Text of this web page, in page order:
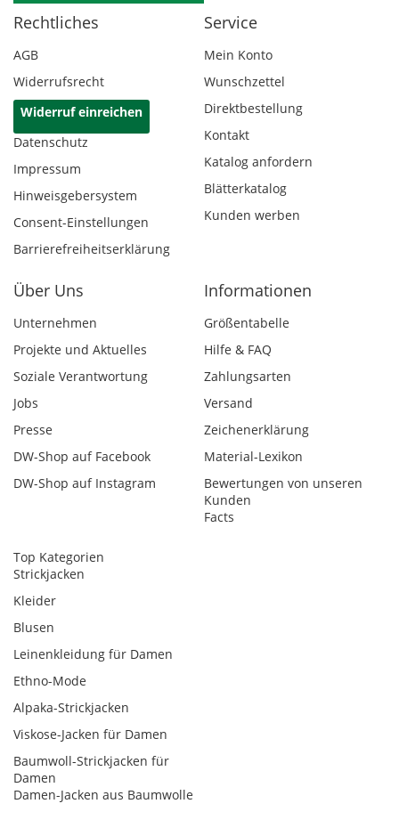
Rechtliches
AGB
Widerrufsrecht
Widerruf einreichen
Datenschutz
Impressum
Hinweisgebersystem
Consent-Einstellungen
Barrierefreiheitserklärung
Service
Mein Konto
Wunschzettel
Direktbestellung
Kontakt
Katalog anfordern
Blätterkatalog
Kunden werben
Über Uns
Unternehmen
Projekte und Aktuelles
Soziale Verantwortung
Jobs
Presse
DW-Shop auf Facebook
DW-Shop auf Instagram
Informationen
Größentabelle
Hilfe & FAQ
Zahlungsarten
Versand
Zeichenerklärung
Material-Lexikon
Bewertungen von unseren
Kunden
Facts
Top Kategorien
Strickjacken
Kleider
Blusen
Leinenkleidung für Damen
Ethno-Mode
Alpaka-Strickjacken
Viskose-Jacken für Damen
Baumwoll-Strickjacken für
Damen
Damen-Jacken aus Baumwolle